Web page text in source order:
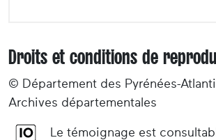
Droits et conditions de
© Département des Pyrénées-
Archives départementales
Le témoignage est